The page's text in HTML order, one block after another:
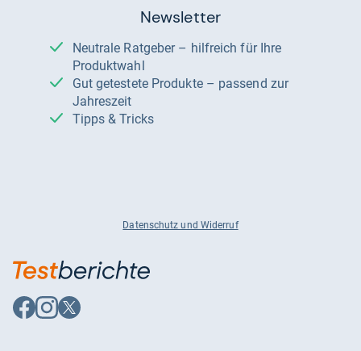
Newsletter
Neutrale Ratgeber – hilfreich für Ihre
Produktwahl
Gut getestete Produkte – passend zur
Jahreszeit
Tipps & Tricks
Datenschutz und Widerruf
Auf
Facebook
Auf
Instagram
Auf
X